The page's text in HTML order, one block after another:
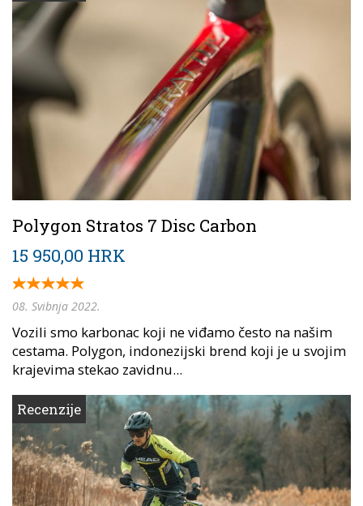
Polygon Stratos 7 Disc Carbon
15 950,00 HRK
08. Svibnja 2022.
Vozili smo karbonac koji ne viđamo često na našim
cestama. Polygon, indonezijski brend koji je u svojim
krajevima stekao zavidnu...
Recenzije